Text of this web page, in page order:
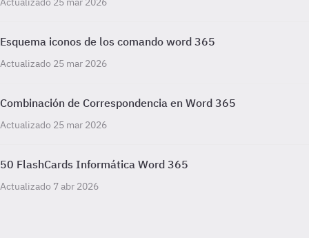
Esquema iconos de los comando word 365
Actualizado 25 mar 2026
Combinación de Correspondencia en Word 365
Actualizado 25 mar 2026
50 FlashCards Informática Word 365
Actualizado 7 abr 2026